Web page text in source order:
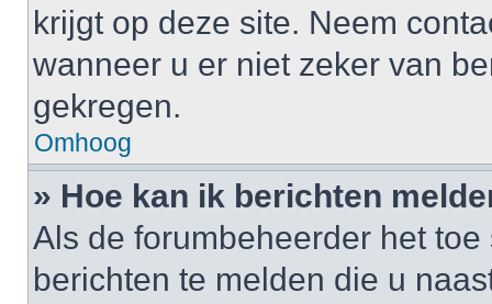
krijgt op deze site. Neem
wanneer u er niet zeker van
gekregen.
Omhoog
» Hoe kan ik berichten
Als de forumbeheerder het
berichten te melden die u